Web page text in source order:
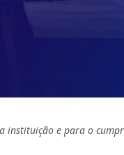
instituição e para o